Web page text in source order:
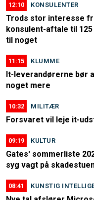
12:10 KONSULENTER
Trods stor interesse
konsulent-aftale til
til noget
11:15 KLUMME
It-leverandørerne bør
noget mere
10:32 MILITÆR
Forsvaret vil leje it-
09:19 KULTUR
Gates' sommerliste
syg vagt på
08:41 KUNSTIG